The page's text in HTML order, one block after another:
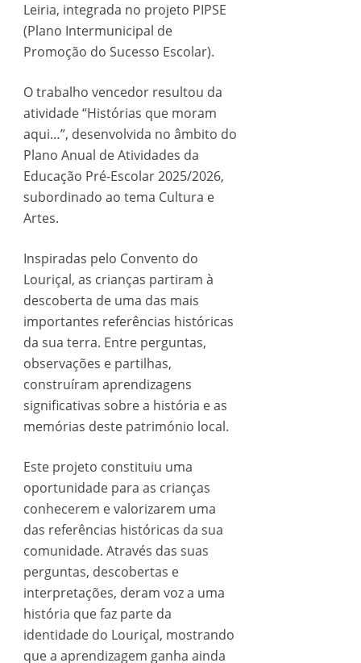
Leiria, integrada no projeto PIPSE
(Plano Intermunicipal de
Promoção do Sucesso Escolar).
O trabalho vencedor resultou da
atividade “Histórias que moram
aqui…”, desenvolvida no âmbito do
Plano Anual de Atividades da
Educação Pré-Escolar 2025/2026,
subordinado ao tema Cultura e
Artes.
Inspiradas pelo Convento do
Louriçal, as crianças partiram à
descoberta de uma das mais
importantes referências históricas
da sua terra. Entre perguntas,
observações e partilhas,
construíram aprendizagens
significativas sobre a história e as
memórias deste património local.
Este projeto constituiu uma
oportunidade para as crianças
conhecerem e valorizarem uma
das referências históricas da sua
comunidade. Através das suas
perguntas, descobertas e
interpretações, deram voz a uma
história que faz parte da
identidade do Louriçal, mostrando
que a aprendizagem ganha ainda